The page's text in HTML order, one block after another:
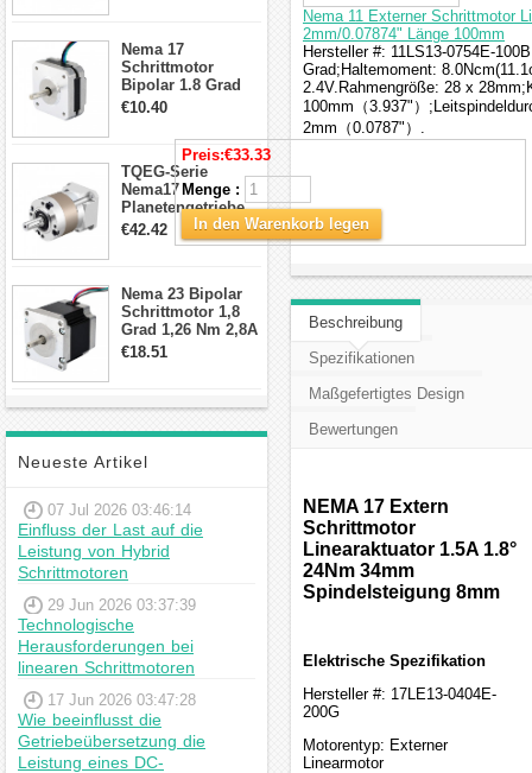
Nema 17
Schrittmotor
Bipolar 1.8 Grad
8.7Ncm 1A 3.5V 4
Schrittmotor
€10.40
TQEG-Serie
Nema17
Planetengetriebe
10:1 Spiel 15Arc-
min für Nema 17
€42.42
Nema 23 Bipolar
Schrittmotor 1,8
Grad 1,26 Nm 2,8A
2,5V 4 Drähte
€18.51
Neueste Artikel
07 Jul 2026 03:46:14
Einfluss der Last auf die
Leistung von Hybrid
Schrittmotoren
29 Jun 2026 03:37:39
Technologische
Herausforderungen bei
linearen Schrittmotoren
17 Jun 2026 03:47:28
Wie beeinflusst die
Getriebeübersetzung die
Leistung eines DC-
Nema 11 Externer Schrittmotor
2mm/0.07874" Länge 100mm
Hersteller #: 11LS13-0754E-
Grad;Haltemoment:
2.4V.Rahmengröße: 28 x
100mm（3.937"）
2mm（0.0787"）.
Preis:€33.33
Menge :
In den Warenkorb legen
Beschreibung
Spezifikationen
Maßgefertigtes Design
Bewertungen
NEMA 17 Extern
Schrittmotor
Linearaktuator 1.5A 1.8°
24Nm 34mm
Spindelsteigung 8mm
Elektrische Spezifikation
Hersteller #: 17LE13-0404E-
200G
Motorentyp: Externer
Linearmotor